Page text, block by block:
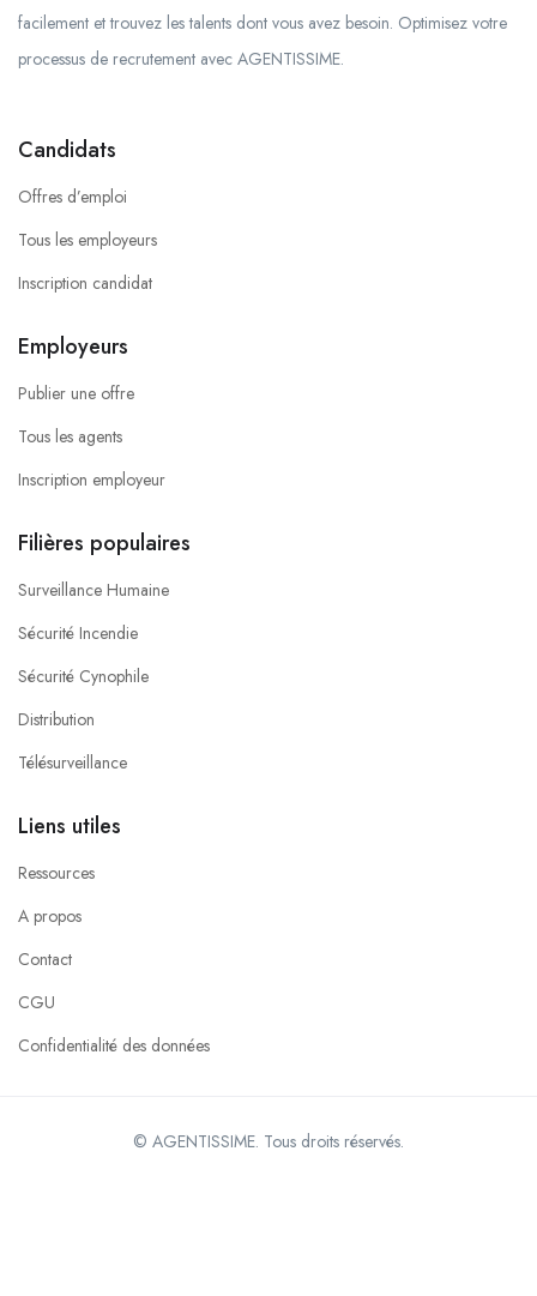
facilement et trouvez les talents dont vous avez besoin. Optimisez votre
processus de recrutement avec AGENTISSIME.
Candidats
Offres d’emploi
Tous les employeurs
Inscription candidat
Employeurs
Publier une offre
Tous les agents
Inscription employeur
Filières populaires
Surveillance Humaine
Sécurité Incendie
Sécurité Cynophile
Distribution
Télésurveillance
Liens utiles
Ressources
A propos
Contact
CGU
Confidentialité des données
© AGENTISSIME. Tous droits réservés.